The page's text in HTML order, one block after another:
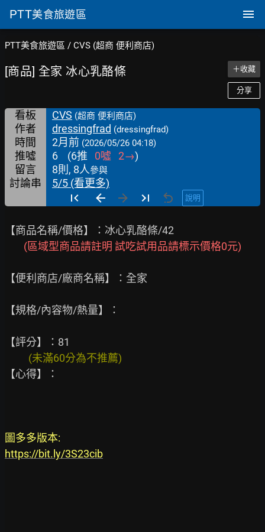
PTT美食旅遊區
PTT美食旅遊區 / CVS (超商 便利商店)
[商品] 全家 冰心乳酪條 ＋收藏
分享
看板 CVS (超商 便利商店)
作者 dressingfrad (dressingfrad)
時間 2月前 (2026/05/26 04:18)
推噓 6 (6推 0噓 2→)
留言
8則, 8人參與
討論串 5/5 (看更多)
說明
【商品名稱/價格】：冰心乳酪條/42
(區域型商品請註明 試吃試用品請標示價格0元)
【便利商店/廠商名稱】：全家
【規格/內容物/熱量】：
          (未滿60分為不推薦)
【心得】：
圖多多版本:
https://bit.ly/3S23cib